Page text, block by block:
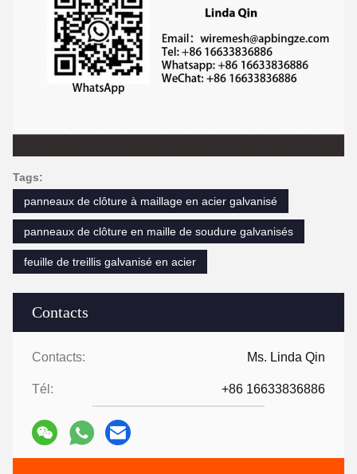
Contacts
Contacts: Ms. Linda Qin
Tél: +86 16633836886
Tags:
panneaux de clôture à maillage en acier galvanisé
panneaux de clôture en maille de soudure galvanisés
feuille de treillis galvanisé en acier